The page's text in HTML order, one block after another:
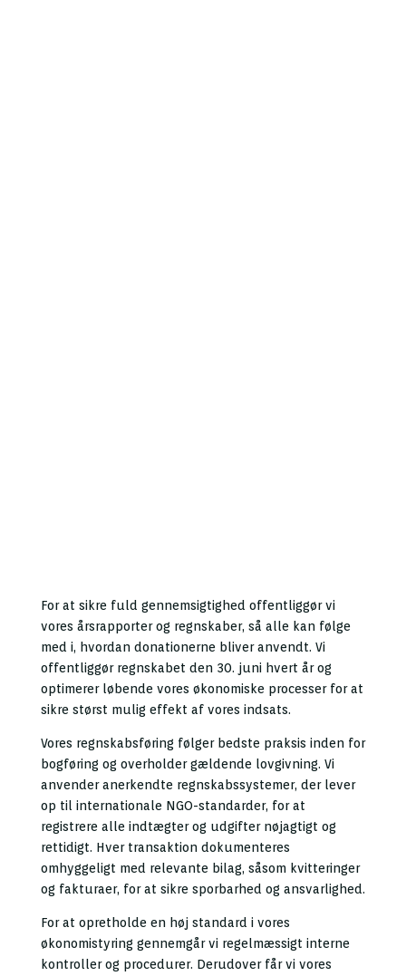
For at sikre fuld gennemsigtighed offentliggør vi
vores årsrapporter og regnskaber, så alle kan følge
med i, hvordan donationerne bliver anvendt. Vi
offentliggør regnskabet den 30. juni hvert år og
optimerer løbende vores økonomiske processer for at
sikre størst mulig effekt af vores indsats.
Vores regnskabsføring følger bedste praksis inden for
bogføring og overholder gældende lovgivning. Vi
anvender anerkendte regnskabssystemer, der lever
op til internationale NGO-standarder, for at
registrere alle indtægter og udgifter nøjagtigt og
rettidigt. Hver transaktion dokumenteres
omhyggeligt med relevante bilag, såsom kvitteringer
og fakturaer, for at sikre sporbarhed og ansvarlighed.
For at opretholde en høj standard i vores
økonomistyring gennemgår vi regelmæssigt interne
kontroller og procedurer. Derudover får vi vores